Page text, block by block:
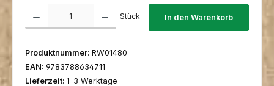
Stück In den Warenkorb
Produktnummer: RW01480
EAN: 9783788634711
Lieferzeit: 1-3 Werktage